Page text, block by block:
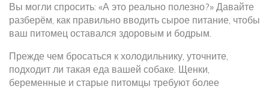
Вы могли спросить: «А это реально полезно?» Давайте
разберём, как правильно вводить сырое питание, чтобы
ваш питомец оставался здоровым и бодрым.
Прежде чем бросаться к холодильнику, уточните,
подходит ли такая еда вашей собаке. Щенки,
беременные и старые питомцы требуют более